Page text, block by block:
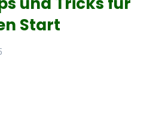
Start